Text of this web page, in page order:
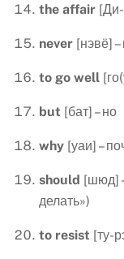
the affair
never [нэвё] –
to go well
but [бат] – но
why [уаи] –
should [шюд]
делать»)
to resist [ту-